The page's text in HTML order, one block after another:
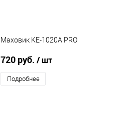
Маховик KE-1020A PRO
720 руб. / шт
Подробнее